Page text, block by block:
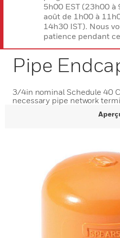
5h00 EST (23h00 à
août de 1h00 à
14h30 IST). Nous
patience pendant
Pipe
3/4in nominal Schedule 40
necessary pipe network